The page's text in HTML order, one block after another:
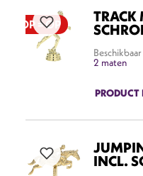
OP = OP TRACK
2 maten
PRODUCT
INCL.